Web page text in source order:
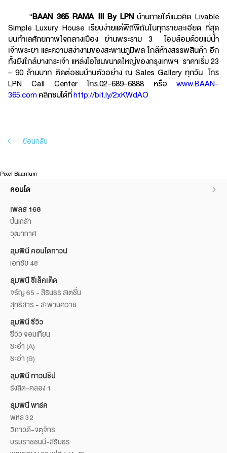
“BAAN 365 RAMA III By LPN บ้านภายใต้แนวคิด Livable
Simple Luxury House เรียบง่ายแต่พิถีพิถันในทุกรายละเอียด ที่สุด
บนทำเลศักยภาพใจกลางเมือง ย่านพระราม 3 โอบล้อมด้วยแม่น้ำ
เจ้าพระยา และความสง่างามของสะพานภูมิพล ใกล้ห้างสรรพสินค้า อีก
ทั้งยังใกล้บางกระเจ้า แหล่งโอโซนขนาดใหญ่ของกรุงเทพฯ ราคาเริ่ม 23
– 90 ล้านบาท ติดต่อชมบ้านตัวอย่าง ณ Sales Gallery ทุกวัน โทร
LPN Call Center โทร.02-689-6888 หรือ www.BAAN-
365.comคลิกชมได้ที่http://bit.ly/2xKWdAO
ย้อนกลับ
Pixel Baanlum
คอนโด
เพลส 168
ปิ่นเกล้า
วุฒากาศ
ลุมพินี คอนโดทาวน์
เอกชัย 48
ลุมพินี ซีเล็คเต็ด
จรัญ 65 - สิรินธร สเตชั่น
สุทธิสาร - สะพานควาย
ลุมพินี ซีวิว
ซีวิว จอมเทียน
ชะอำ (A)
ชะอำ (B)
ลุมพินี ทาวน์ชิป
รังสิต-คลอง 1
ลุมพินี พาร์ค
พหล 32
วิภาวดี-จตุจักร
บรมราชชนนี-สิรินธร